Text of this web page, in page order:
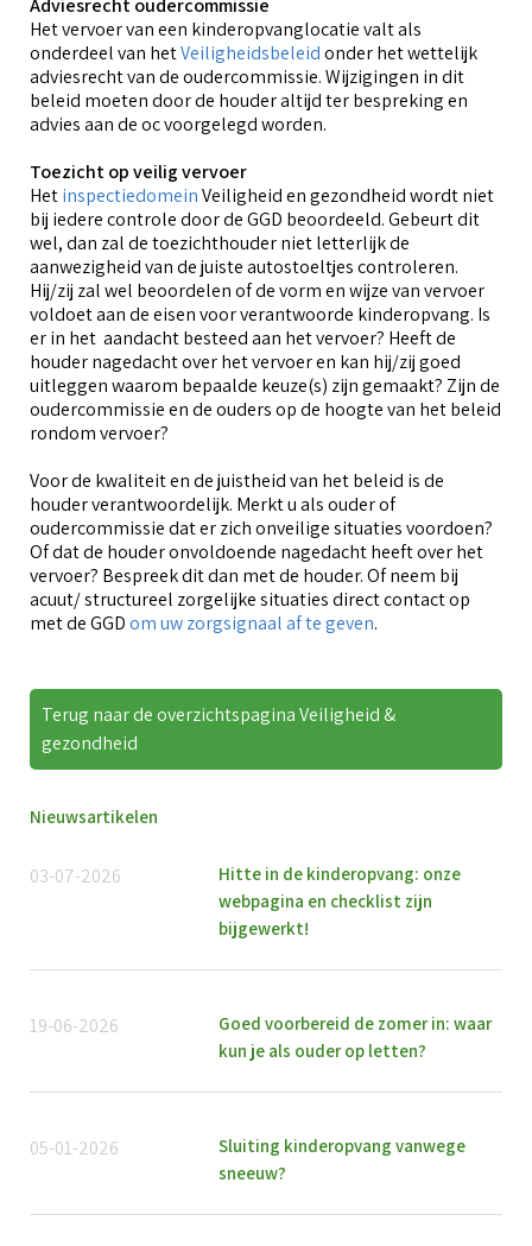
Adviesrecht oudercommissie
Het vervoer van een kinderopvanglocatie valt als
onderdeel van hetVeiligheidsbeleidonder het wettelijk
adviesrecht van de oudercommissie. Wijzigingen in dit
beleid moeten door de houder altijd ter bespreking en
advies aan de oc voorgelegd worden.
Toezicht op veilig vervoer
HetinspectiedomeinVeiligheid en gezondheid wordt niet
bij iedere controle door de GGD beoordeeld. Gebeurt dit
wel, dan zal de toezichthouder niet letterlijk de
aanwezigheid van de juiste autostoeltjes controleren.
Hij/zij zal wel beoordelen of de vorm en wijze van vervoer
voldoet aan de eisen voor verantwoorde kinderopvang. Is
er in het aandacht besteed aan het vervoer? Heeft de
houder nagedacht over het vervoer en kan hij/zij goed
uitleggen waarom bepaalde keuze(s) zijn gemaakt? Zijn de
oudercommissie en de ouders op de hoogte van het beleid
rondom vervoer?
Voor de kwaliteit en de juistheid van het beleid is de
houder verantwoordelijk. Merkt u als ouder of
oudercommissie dat er zich onveilige situaties voordoen?
Of dat de houder onvoldoende nagedacht heeft over het
vervoer? Bespreek dit dan met de houder. Of neem bij
acuut/ structureel zorgelijke situaties direct contact op
met de GGDom uw zorgsignaal af te geven.
Terug naar de overzichtspagina Veiligheid &
gezondheid
Nieuwsartikelen
Hitte in de kinderopvang: onze
webpagina en checklist zijn
bijgewerkt!
03-07-2026
Goed voorbereid de zomer in: waar
kun je als ouder op letten?
19-06-2026
Sluiting kinderopvang vanwege
sneeuw?
05-01-2026